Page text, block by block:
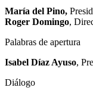
María del Pino,
Roger Domingo,
Palabras de apertura
Isabel Díaz Ayuso,
Diálogo